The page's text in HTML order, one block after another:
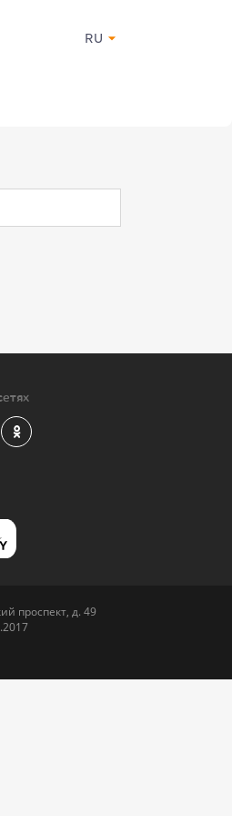
RU
проспект, д. 49